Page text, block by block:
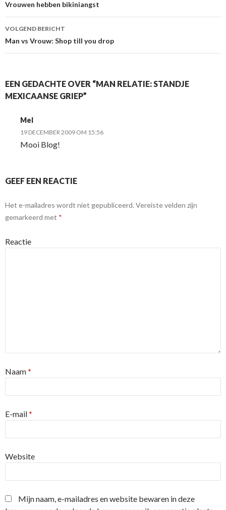
Berichtnavigatie
Vrouwen hebben bikiniangst
VOLGEND BERICHT
Man vs Vrouw: Shop till you drop
EEN GEDACHTE OVER “MAN RELATIE: STANDJE
MEXICAANSE GRIEP”
Mel
19 DECEMBER 2009 OM 15:56
Mooi Blog!
GEEF EEN REACTIE
Het e-mailadres wordt niet gepubliceerd. Vereiste velden zijn
gemarkeerd met *
Reactie
Naam*
E-mail*
Website
Mijn naam, e-mailadres en website bewaren in deze